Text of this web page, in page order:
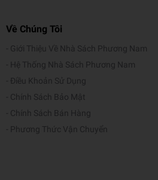
Về Chúng Tôi
Giới Thiệu Về Nhà Sách Phương Nam
Hệ Thống Nhà Sách Phương Nam
Điều Khoản Sử Dụng
Chính Sách Bảo Mật
Chính Sách Bán Hàng
Phương Thức Vận Chuyển